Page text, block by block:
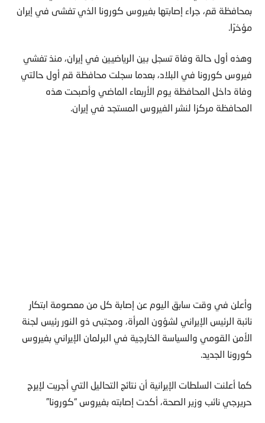
بمحافظة قم، جراء إصابتها بفيروس كورونا الذي تفشى في إيران
مؤخرًا.
وهذه أول حالة وفاة تسجل بين الرياضيين في إيران، منذ تفشي
فيروس كورونا في البلاد، بعدما سجلت محافظة قم أول حالتي
وفاة داخل المحافظة يوم الأربعاء الماضي وأصبحت هذه
المحافظة مركزا لنشر الفيروس المستجد في إيران.
وأعلن في وقت سابق اليوم عن إصابة كل من معصومة ابتكار
نائبة الرئيس الإيراني لشؤون المرأة، ومجتبى ذو النور رئيس لجنة
الأمن القومي والسياسة الخارجية في البرلمان الإيراني بفيروس
كورونا الجديد.
كما أعلنت السلطات الإيرانية أن نتائج التحاليل التي أجريت لإيرج
حريرجي نائب وزير الصحة، أكدت إصابته بفيروس “كورونا”